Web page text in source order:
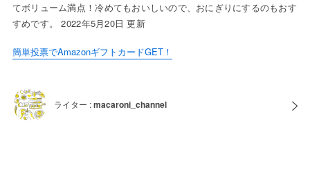
てボリューム満点！冷めてもおいしいので、おにぎりにするのもおす
すめです。 2022年5月20日 更新
簡単投票でAmazonギフトカードGET！
ライター :macaroni_channel